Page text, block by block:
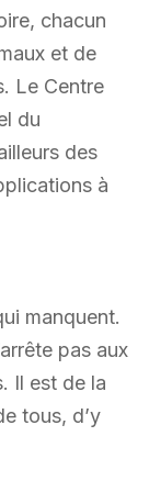
chacun
et de
Le Centre
du
des
à
manquent.
pas aux
Il est de la
tous, d’y